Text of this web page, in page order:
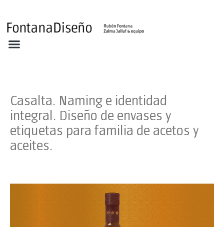
Casalta. Naming e identidad
integral. Diseño de envases y
etiquetas para familia de acetos y
aceites.